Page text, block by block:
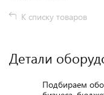
К списку товаров
Детали
Подбираем